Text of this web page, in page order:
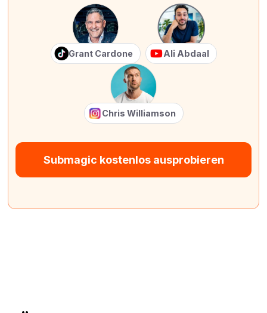
Grant Cardone Ali Abdaal
Chris Williamson
Submagic kostenlos ausprobieren